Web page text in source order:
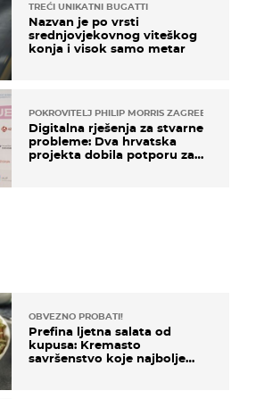
OBVEZNO PROBATI!
Prefina ljetna salata od
kupusa: Kremasto
savršenstvo koje najbolje
TREĆI UNIKATNI BUGATTI
Nazvan je po vrsti
srednjovjekovnog viteškog
konja i visok samo metar
POKROVITELJ PHILIP MORRIS ZAGREB
Digitalna rješenja za stvarne
probleme: Dva hrvatska
projekta dobila potporu za